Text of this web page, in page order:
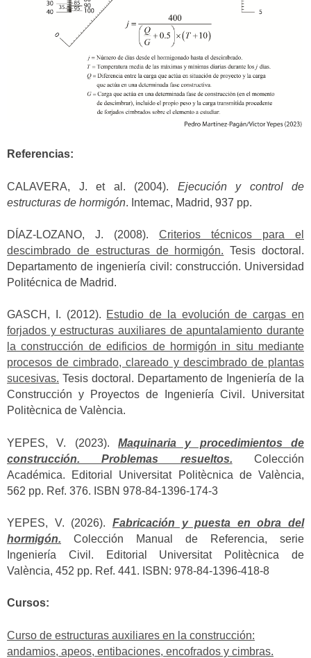
Referencias:
CALAVERA, J. et al. (2004). Ejecución y control de
estructuras de hormigón. Intemac, Madrid, 937 pp.
DÍAZ-LOZANO, J. (2008). Criterios técnicos para el
descimbrado de estructuras de hormigón. Tesis doctoral.
Departamento de ingeniería civil: construcción. Universidad
Politécnica de Madrid.
GASCH, I. (2012). Estudio de la evolución de cargas en
forjados y estructuras auxiliares de apuntalamiento durante
la construcción de edificios de hormigón in situ mediante
procesos de cimbrado, clareado y descimbrado de plantas
sucesivas. Tesis doctoral. Departamento de Ingeniería de la
Construcción y Proyectos de Ingeniería Civil. Universitat
Politècnica de València.
YEPES, V. (2023). Maquinaria y procedimientos de
construcción. Problemas resueltos. Colección
Académica. Editorial Universitat Politècnica de València,
562 pp. Ref. 376. ISBN 978-84-1396-174-3
YEPES, V. (2026). Fabricación y puesta en obra del
hormigón. Colección Manual de Referencia, serie
Ingeniería Civil. Editorial Universitat Politècnica de
València, 452 pp. Ref. 441. ISBN: 978-84-1396-418-8
Cursos:
Curso de estructuras auxiliares en la construcción:
andamios, apeos, entibaciones, encofrados y cimbras.